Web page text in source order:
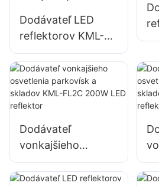
Dodávateľ LED
reflektorov KML-
FL2C s výkonom
100 W pre
vonkajšie billboardy
a osvetlenie
reklamných
nápisov
Dodávateľ
vonkajšieho
osvetlenia
parkovísk a skladov